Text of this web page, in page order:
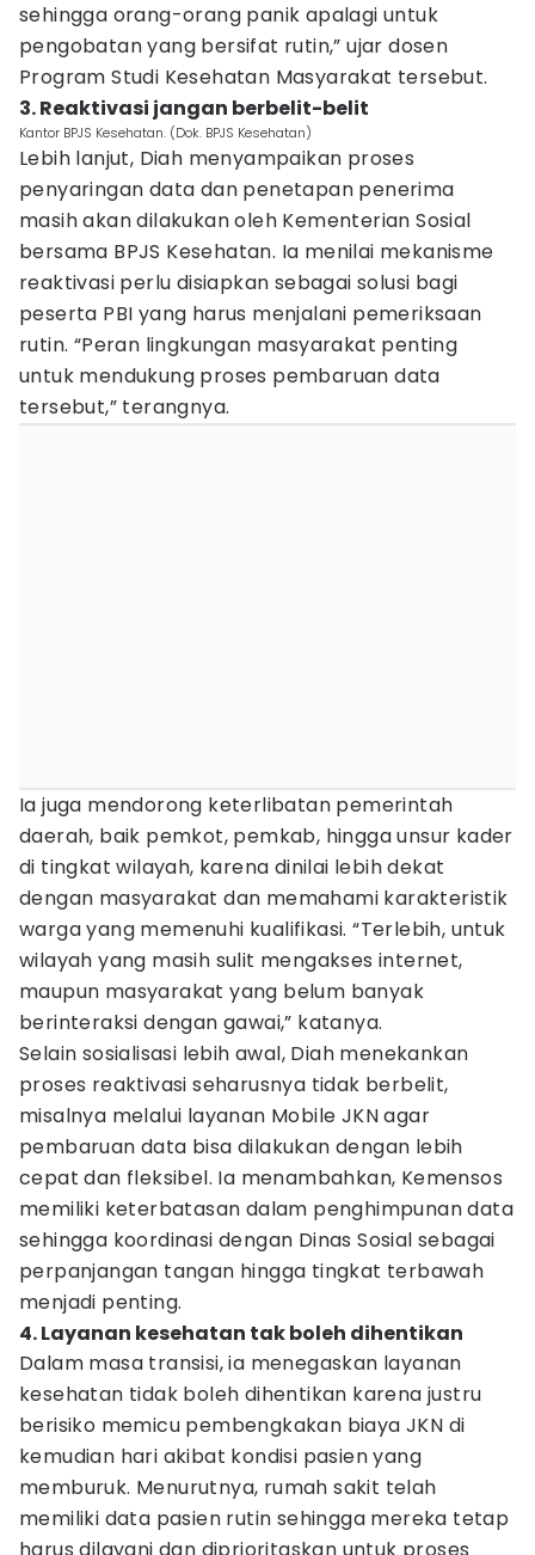
sehingga orang-orang panik apalagi untuk
pengobatan yang bersifat rutin,” ujar dosen
Program Studi Kesehatan Masyarakat tersebut.
3. Reaktivasi jangan berbelit-belit
Kantor BPJS Kesehatan. (Dok. BPJS Kesehatan)
Lebih lanjut, Diah menyampaikan proses
penyaringan data dan penetapan penerima
masih akan dilakukan oleh Kementerian Sosial
bersama BPJS Kesehatan. Ia menilai mekanisme
reaktivasi perlu disiapkan sebagai solusi bagi
peserta PBI yang harus menjalani pemeriksaan
rutin. “Peran lingkungan masyarakat penting
untuk mendukung proses pembaruan data
tersebut,” terangnya.
Ia juga mendorong keterlibatan pemerintah
daerah, baik pemkot, pemkab, hingga unsur kader
di tingkat wilayah, karena dinilai lebih dekat
dengan masyarakat dan memahami karakteristik
warga yang memenuhi kualifikasi. “Terlebih, untuk
wilayah yang masih sulit mengakses internet,
maupun masyarakat yang belum banyak
berinteraksi dengan gawai,” katanya.
Selain sosialisasi lebih awal, Diah menekankan
proses reaktivasi seharusnya tidak berbelit,
misalnya melalui layanan Mobile JKN agar
pembaruan data bisa dilakukan dengan lebih
cepat dan fleksibel. Ia menambahkan, Kemensos
memiliki keterbatasan dalam penghimpunan data
sehingga koordinasi dengan Dinas Sosial sebagai
perpanjangan tangan hingga tingkat terbawah
menjadi penting.
4. Layanan kesehatan tak boleh dihentikan
Dalam masa transisi, ia menegaskan layanan
kesehatan tidak boleh dihentikan karena justru
berisiko memicu pembengkakan biaya JKN di
kemudian hari akibat kondisi pasien yang
memburuk. Menurutnya, rumah sakit telah
memiliki data pasien rutin sehingga mereka tetap